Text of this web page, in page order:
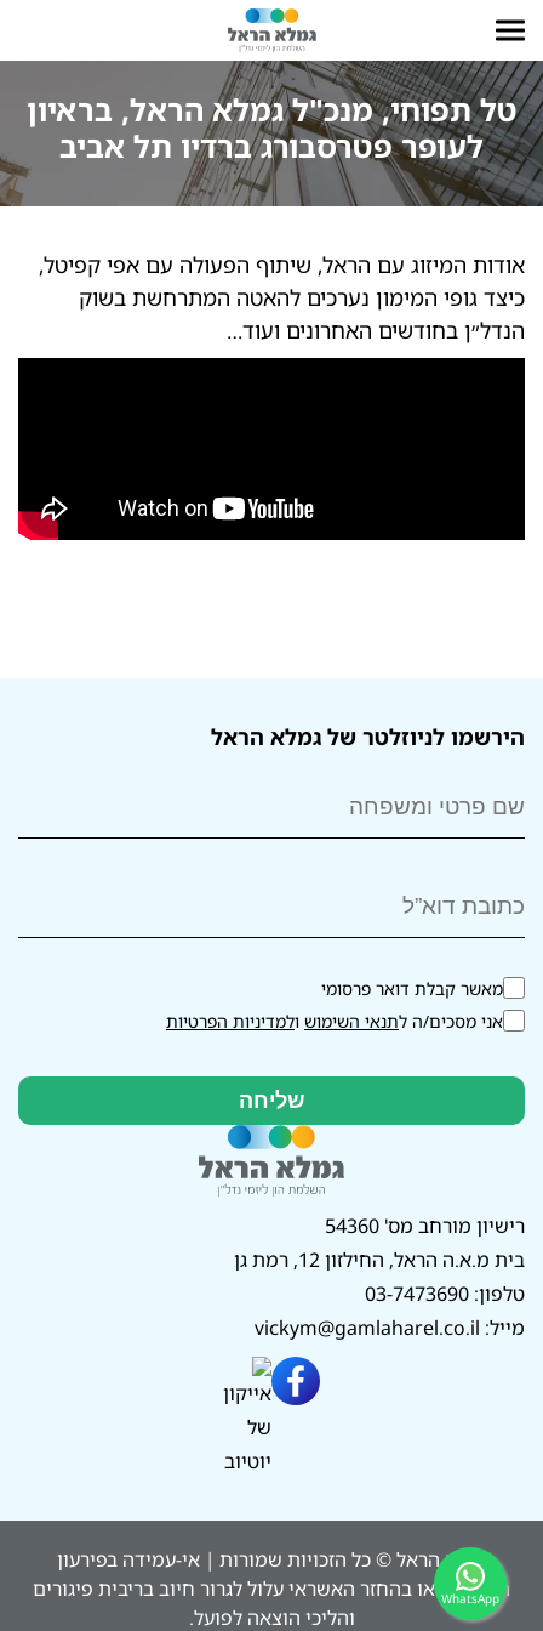
טל תפוחי, מנכ"ל גמלא הראל, בראיון
לעופר פטרסבורג ברדיו תל אביב
אודות המיזוג עם הראל, שיתוף הפעולה עם אפי קפיטל,
כיצד גופי המימון נערכים להאטה המתרחשת בשוק
הנדל״ן בחודשים האחרונים ועוד…
רישיון מורחב מס' 54360
בית מ.א.ה הראל, החילזון 12, רמת גן
טלפון: 03-7473690
מייל: vickym@gamlaharel.co.il
הירשמו לניוזלטר של גמלא הראל
מאשר קבלת דואר פרסומי
אני מסכים/ה לתנאי השימוש ולמדיניות הפרטיות
גמלא הראל © כל הזכויות שמורות | אי-עמידה בפירעון
ההלוואה או בהחזר האשראי עלול לגרור חיוב בריבית פיגורים
והליכי הוצאה לפועל.
WhatsApp